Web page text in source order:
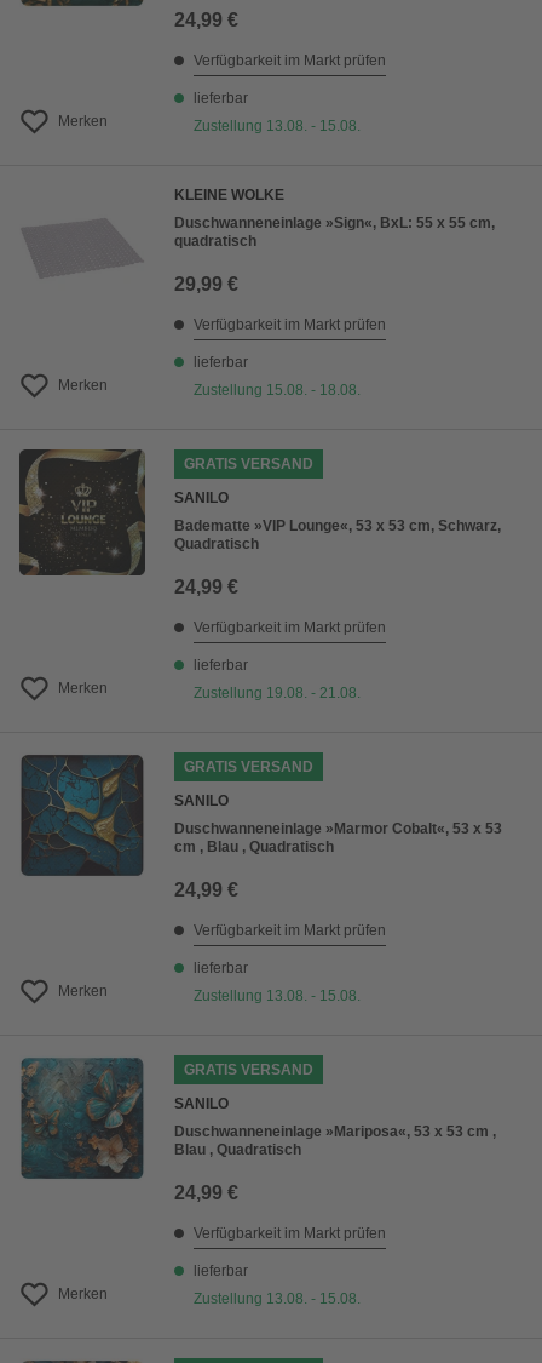
Merken
24,99 €
Verfügbarkeit im Markt prüfen
lieferbar
Zustellung 13.08. - 15.08.
Merken
KLEINE WOLKE
Duschwanneneinlage »Sign«, BxL: 55 x 55 cm,
quadratisch
29,99 €
Verfügbarkeit im Markt prüfen
lieferbar
Zustellung 15.08. - 18.08.
Merken
GRATIS VERSAND
SANILO
Badematte »VIP Lounge«, 53 x 53 cm, Schwarz,
Quadratisch
24,99 €
Verfügbarkeit im Markt prüfen
lieferbar
Zustellung 19.08. - 21.08.
Merken
GRATIS VERSAND
SANILO
Duschwanneneinlage »Marmor Cobalt«, 53 x 53
cm , Blau , Quadratisch
24,99 €
Verfügbarkeit im Markt prüfen
lieferbar
Zustellung 13.08. - 15.08.
Merken
GRATIS VERSAND
SANILO
Duschwanneneinlage »Mariposa«, 53 x 53 cm ,
Blau , Quadratisch
24,99 €
Verfügbarkeit im Markt prüfen
lieferbar
Zustellung 13.08. - 15.08.